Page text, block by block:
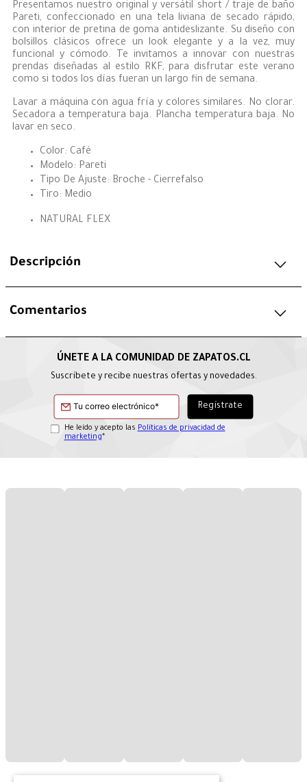
Presentamos nuestro original y versátil short / traje de baño
Pareti, confeccionado en una tela liviana de secado rápido,
con interior de pretina de goma antideslizante. Su diseño con
bolsillos clásicos ofrece un look elegante y a la vez, muy
funcional y cómodo. Te invitamos a innovar con nuestras
prendas diseñadas al estilo RKF, para disfrutar este verano
como si todos los días fueran un largo fin de semana.
Lavar a máquina con agua fría y colores similares. No clorar.
Secadora a temperatura baja. Plancha temperatura baja. No
lavar en seco.
Color: Café
Modelo: Pareti
Tipo De Ajuste: Broche - Cierrefalso
Tiro: Medio
NATURAL FLEX
Descripción
Comentarios
Suscríbete y recibe nuestras ofertas y novedades.
He leído y acepto las Políticas de privacidad de
marketing*